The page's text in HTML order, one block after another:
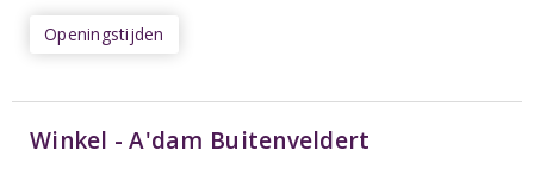
Openingstijden
Winkel - A'dam Buitenveldert